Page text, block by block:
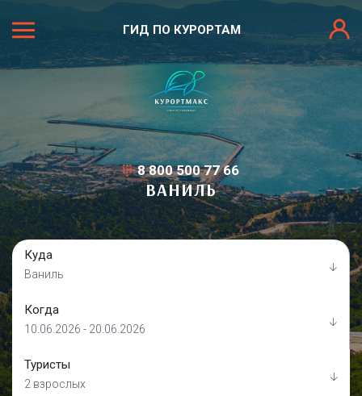
ГИД ПО КУРОРТАМ
8 800 500 77 66
ВАНИЛЬ
Куда
Ваниль
Когда
10.06.2026 - 20.06.2026
Туристы
2 взрослых